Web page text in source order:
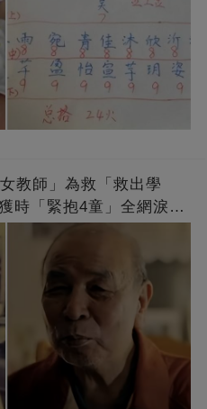
教師」為救「救出學
時「緊抱4童」全網淚